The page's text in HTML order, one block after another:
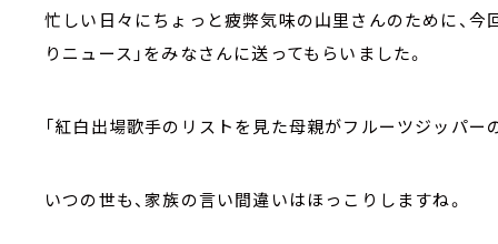
忙しい日々にちょっと疲弊気味の山里さんのために、
りニュース」をみなさんに送ってもらいました。
「紅白出場歌手のリストを見た母親がフルーツジッパ
いつの世も、家族の言い間違いはほっこりしますね。